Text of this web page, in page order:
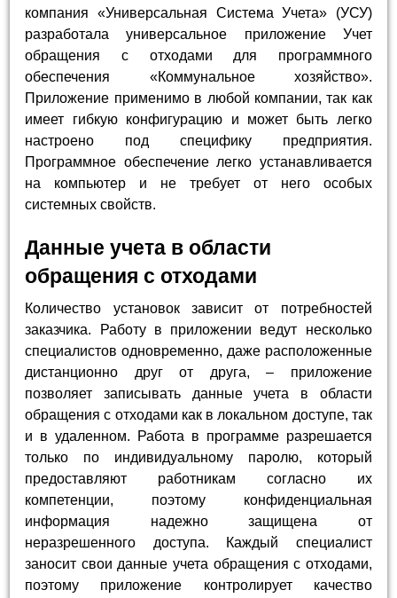
компания «Универсальная Система Учета» (УСУ)
разработала универсальное приложение Учет
обращения с отходами для программного
обеспечения «Коммунальное хозяйство».
Приложение применимо в любой компании, так как
имеет гибкую конфигурацию и может быть легко
настроено под специфику предприятия.
Программное обеспечение легко устанавливается
на компьютер и не требует от него особых
системных свойств.
Данные учета в области
обращения с отходами
Количество установок зависит от потребностей
заказчика. Работу в приложении ведут несколько
специалистов одновременно, даже расположенные
дистанционно друг от друга, – приложение
позволяет записывать данные учета в области
обращения с отходами как в локальном доступе, так
и в удаленном. Работа в программе разрешается
только по индивидуальному паролю, который
предоставляют работникам согласно их
компетенции, поэтому конфиденциальная
информация надежно защищена от
неразрешенного доступа. Каждый специалист
заносит свои данные учета обращения с отходами,
поэтому приложение контролирует качество